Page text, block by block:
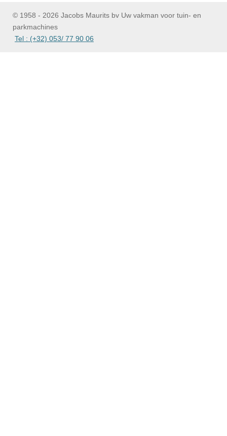
© 1958 - 2026 Jacobs Maurits bv Uw vakman voor tuin- en
parkmachines
Tel : (+32) 053/ 77 90 06